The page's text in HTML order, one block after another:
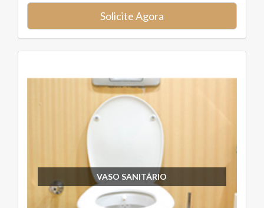
Solicite Agora
VASO SANITÁRIO